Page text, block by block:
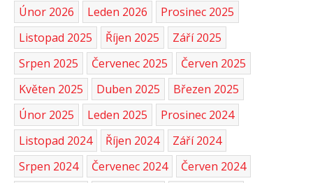
Únor 2026
Leden 2026
Prosinec 2025
Listopad 2025
Říjen 2025
Září 2025
Srpen 2025
Červenec 2025
Červen 2025
Květen 2025
Duben 2025
Březen 2025
Únor 2025
Leden 2025
Prosinec 2024
Listopad 2024
Říjen 2024
Září 2024
Srpen 2024
Červenec 2024
Červen 2024